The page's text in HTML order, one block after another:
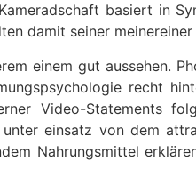
basiert in
damit seiner meinereiner
einem gut aussehen.
recht
Video-Statements
einsatz von dem
Nahrungsmittel